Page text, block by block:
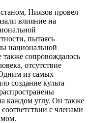
Ниязов провел
влияние на
пытаясь
национальной
сопровождалось
отсутствие
из самых
создание культа
каждом углу. Он также
с членами